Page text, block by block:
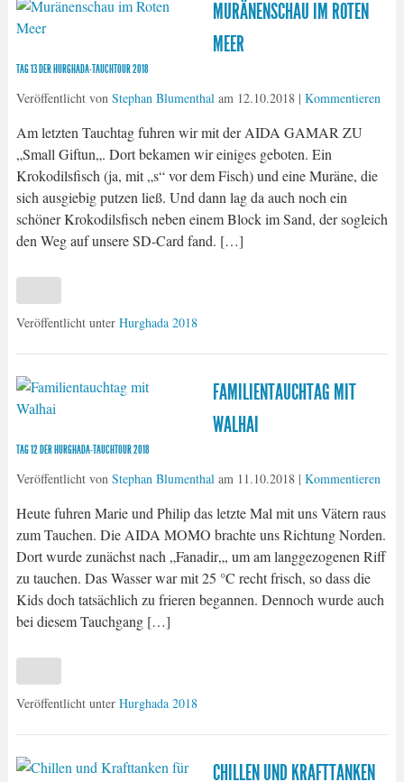
MURÄNENSCHAU IM ROTEN
MEER
TAG 13 DER HURGHADA-TAUCHTOUR 2018
Veröffentlicht von Stephan Blumenthalam 12.10.2018| Kommentieren
Am letzten Tauchtag fuhren wir mit der AIDA GAMAR ZU
„Small Giftun„. Dort bekamen wir einiges geboten. Ein
Krokodilsfisch (ja, mit „s“ vor dem Fisch) und eine Muräne, die
sich ausgiebig putzen ließ. Und dann lag da auch noch ein
schöner Krokodilsfisch neben einem Block im Sand, der sogleich
den Weg auf unsere SD-Card fand. […]
Veröffentlicht unter Hurghada 2018
FAMILIENTAUCHTAG MIT
WALHAI
TAG 12 DER HURGHADA-TAUCHTOUR 2018
Veröffentlicht von Stephan Blumenthalam 11.10.2018| Kommentieren
Heute fuhren Marie und Philip das letzte Mal mit uns Vätern raus
zum Tauchen. Die AIDA MOMO brachte uns Richtung Norden.
Dort wurde zunächst nach „Fanadir„, um am langgezogenen Riff
zu tauchen. Das Wasser war mit 25 °C recht frisch, so dass die
Kids doch tatsächlich zu frieren begannen. Dennoch wurde auch
bei diesem Tauchgang […]
Veröffentlicht unter Hurghada 2018
CHILLEN UND KRAFTTANKEN